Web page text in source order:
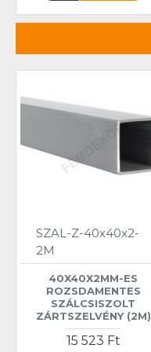
SZAL-Z-40x40x2-
2M
40X40X2MM-ES
ROZSDAMENTES
SZÁLCSISZOLT
ZÁRTSZELVÉNY (2M)
15 523 Ft